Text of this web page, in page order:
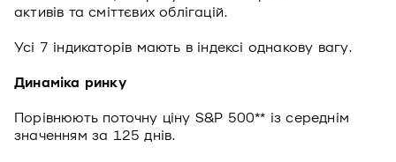
активів та сміттєвих облігацій.
Усі 7 індикаторів мають в індексі однакову вагу.
Динаміка ринку
Порівнюють поточну ціну S&P 500** із середнім
значенням за 125 днів.